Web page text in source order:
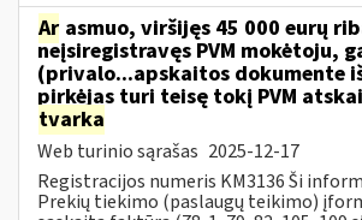
Ar asmuo, viršijęs 45 000 eurų
neįsiregistravęs PVM mokėtoju,
(privalo...apskaitos dokumente
pirkėjas turi teisę tokį PVM
tvarka
Web turinio sąrašas 2025-12-17
Registracijos numeris KM3136 Ši
Prekių tiekimo (paslaugų teikimo)